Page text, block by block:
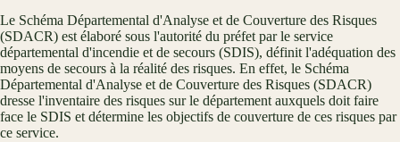
Le Schéma Départemental d'Analyse et de Couverture des Risques
(SDACR) est élaboré sous l'autorité du préfet par le service
départemental d'incendie et de secours (SDIS), définit l'adéquation des
moyens de secours à la réalité des risques. En effet, le Schéma
Départemental d'Analyse et de Couverture des Risques (SDACR)
dresse l'inventaire des risques sur le département auxquels doit faire
face le SDIS et détermine les objectifs de couverture de ces risques par
ce service.